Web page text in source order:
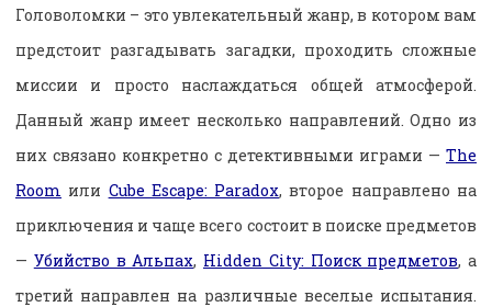
Головоломки – это увлекательный жанр, в котором вам
предстоит разгадывать загадки, проходить сложные
миссии и просто наслаждаться общей атмосферой.
Данный жанр имеет несколько направлений. Одно из
них связано конкретно с детективными играми — The
Room или Cube Escape: Paradox, второе направлено на
приключения и чаще всего состоит в поиске предметов
— Убийство в Альпах, Hidden City: Поиск предметов, а
третий направлен на различные веселые испытания.